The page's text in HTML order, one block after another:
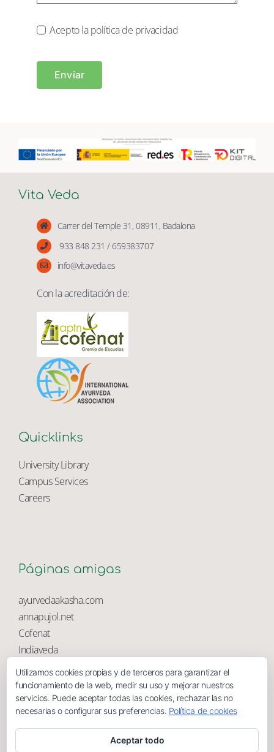
Acepto la política de privacidad
Vita Veda
info@vitaveda.es
Con la acreditación de:
Quicklinks
University Library
Páginas amigas
ayurvedaakasha.com
annapujol.net
Indiaveda
Magnolia
Utilizamos cookies propias y de terceros para garantizar el
funcionamiento de la web, medir su uso y mejorar nuestros
servicios. Puede aceptar todas las cookies, rechazar las no
necesarias o configurar sus preferencias. Política de cookies
Aceptar todo